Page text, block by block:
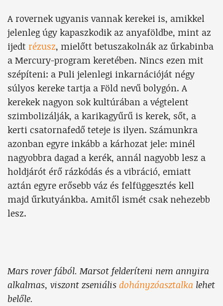
A rovernek ugyanis vannak kerekei is, amikkel
jelenleg úgy kapaszkodik az anyaföldbe, mint az
ijedt rézusz, mielőtt betuszakolnák az űrkabinba
a Mercury-program keretében. Nincs ezen mit
szépíteni: a Puli jelenlegi inkarnációját négy
súlyos kereke tartja a Föld nevű bolygón. A
kerekek nagyon sok kultúrában a végtelent
szimbolizálják, a karikagyűrű is kerek, sőt, a
kerti csatornafedő teteje is ilyen. Számunkra
azonban egyre inkább a kárhozat jele: minél
nagyobbra dagad a kerék, annál nagyobb lesz a
holdjárót érő rázkódás és a vibráció, emiatt
aztán egyre erősebb váz és felfüggesztés kell
majd űrkutyánkba. Amitől ismét csak nehezebb
lesz.
Mars rover fából. Marsot felderíteni nem annyira
alkalmas, viszont zseniális dohányzóasztalka lehet
belőle.